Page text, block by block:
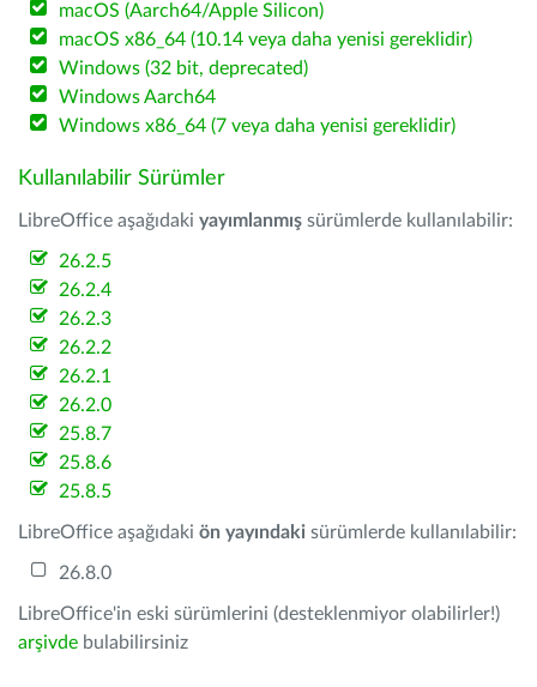
macOS (Aarch64/Apple Silicon)
macOS x86_64 (10.14 veya daha yenisi gereklidir)
Windows (32 bit, deprecated)
Windows Aarch64
Windows x86_64 (7 veya daha yenisi gereklidir)
Kullanılabilir Sürümler
LibreOffice aşağıdaki yayımlanmış sürümlerde kullanılabilir:
26.2.5
26.2.4
26.2.3
26.2.2
26.2.1
26.2.0
25.8.7
25.8.6
25.8.5
LibreOffice aşağıdaki ön yayındaki sürümlerde kullanılabilir:
26.8.0
LibreOffice'in eski sürümlerini (desteklenmiyor olabilirler!)
arşivde bulabilirsiniz